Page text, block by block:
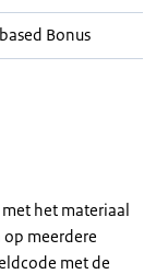
Bonus
het materiaal
meerdere
met de